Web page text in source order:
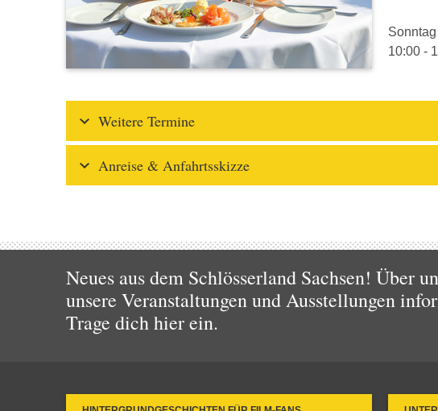
10:00 -
Weitere Termine
Anreise & Anfahrtsskizze
Neues aus dem Schlösserland Sachsen!
unsere Veranstaltungen und Ausstellungen
Trage dich hier ein.